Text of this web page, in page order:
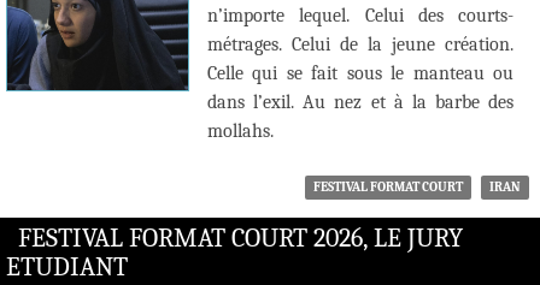
n’importe lequel. Celui des courts-
métrages. Celui de la jeune création.
Celle qui se fait sous le manteau ou
dans l’exil. Au nez et à la barbe des
mollahs.
FESTIVAL FORMAT COURT IRAN
FESTIVAL FORMAT COURT 2026, LE JURY
ETUDIANT